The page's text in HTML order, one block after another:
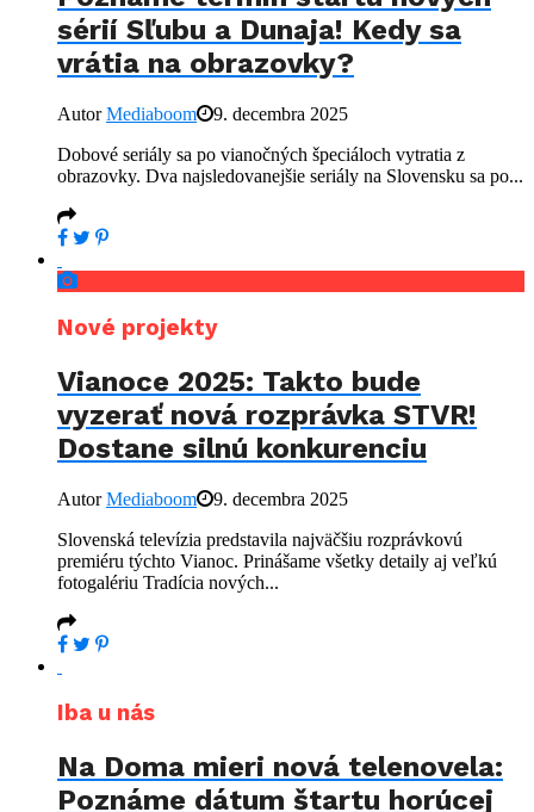
sérií Sľubu a Dunaja! Kedy sa
vrátia na obrazovky?
AutorMediaboom
9. decembra 2025
Dobové seriály sa po vianočných špeciáloch vytratia z
obrazovky. Dva najsledovanejšie seriály na Slovensku sa po...
Nové projekty
Vianoce 2025: Takto bude
vyzerať nová rozprávka STVR!
Dostane silnú konkurenciu
AutorMediaboom
9. decembra 2025
Slovenská televízia predstavila najväčšiu rozprávkovú
premiéru týchto Vianoc. Prinášame všetky detaily aj veľkú
fotogalériu Tradícia nových...
Iba u nás
Na Doma mieri nová telenovela:
Poznáme dátum štartu horúcej